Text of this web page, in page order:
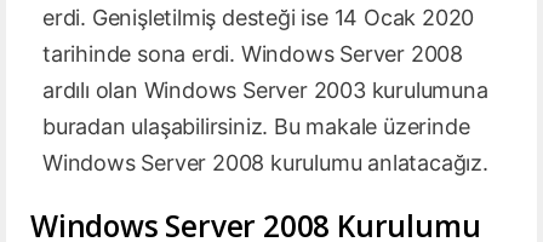
erdi. Genişletilmiş desteği ise 14 Ocak 2020
tarihinde sona erdi. Windows Server 2008
ardılı olan Windows Server 2003 kurulumuna
buradan ulaşabilirsiniz. Bu makale üzerinde
Windows Server 2008 kurulumu anlatacağız.
Windows Server 2008 Kurulumu